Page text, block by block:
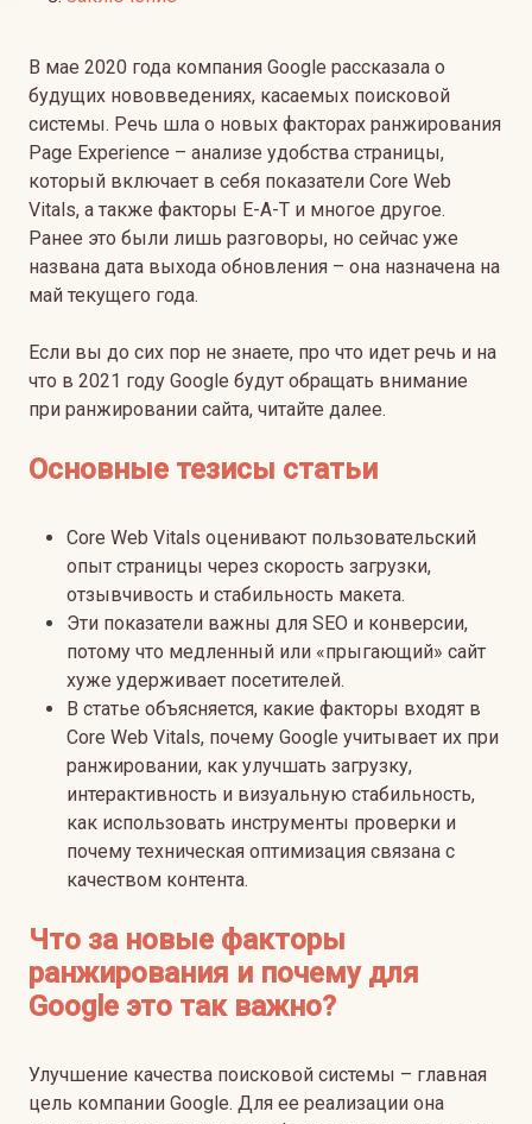
В мае 2020 года компания Google рассказала о
будущих нововведениях, касаемых поисковой
системы. Речь шла о новых факторах ранжирования
Page Experience – анализе удобства страницы,
который включает в себя показатели Core Web
Vitals, а также факторы E-A-T и многое другое.
Ранее это были лишь разговоры, но сейчас уже
названа дата выхода обновления – она назначена на
май текущего года.
Если вы до сих пор не знаете, про что идет речь и на
что в 2021 году Google будут обращать внимание
при ранжировании сайта, читайте далее.
Основные тезисы статьи
Core Web Vitals оценивают пользовательский
опыт страницы через скорость загрузки,
отзывчивость и стабильность макета.
Эти показатели важны для SEO и конверсии,
потому что медленный или «прыгающий» сайт
хуже удерживает посетителей.
В статье объясняется, какие факторы входят в
Core Web Vitals, почему Google учитывает их при
ранжировании, как улучшать загрузку,
интерактивность и визуальную стабильность,
как использовать инструменты проверки и
почему техническая оптимизация связана с
качеством контента.
Что за новые факторы
ранжирования и почему для
Google это так важно?
Улучшение качества поисковой системы – главная
цель компании Google. Для ее реализации она